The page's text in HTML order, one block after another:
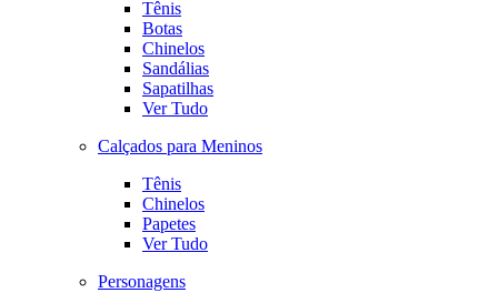
Tênis
Botas
Chinelos
Sandálias
Sapatilhas
Ver Tudo
Calçados para Meninos
Tênis
Chinelos
Papetes
Ver Tudo
Personagens